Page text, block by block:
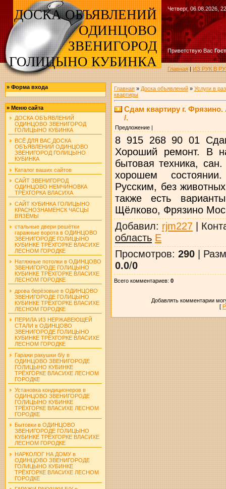
ДОСКА ОБЪЯВЛЕНИЙ
ОДИНЦОВО
ЗВЕНИГОРОД
ГОЛИЦЫНО КУБИНКА
Четверг, 06.08.2026,
Приветствую Вас
Главная|ИЗ РУК В
» Форма входа
» Меню сайта
ДОСКА ОБЪЯВЛЕНИЙ
ОДИНЦОВО ЗВЕНИГОРОД
ГОЛИЦЫНО КУБИНКА
ВСЁ ДЛЯ ВАС ДОСКА
ОБЪЯВЛЕНИЙ ОДИНЦОВО
ЗВЕНИГОРОД ГОЛИЦЫНО
КУБИНКА
Каталог ваших сайтов
САЙТ ЗВЕНИГОРОД
ОДИНЦОВО НЕМЧИНОВКА
ТРЁХГОРКА ВЛАСИХА
САЙТ КУБИНКА ГОЛИЦЫНО
КРАСНОЗНАМЕНСК ЧАСЦЫ
ВЯЗЁМЫ
стальные двери решётки
гаражные ворота в ОДИНЦОВО
ЗВЕНИГОРОДЕ ГОЛИЦЫНО
КУБИНКЕ ТРЁХГОРКЕ ВЛАСИХЕ
ЛЕСНОМ ГОРОДКЕ
Натяжные потолки в ОДИНЦОВО
ЗВЕНИГОРОДЕ ГОЛИЦЫНО
КУБИНКЕ ТРЁХГОРКЕ ВЛАСИХЕ
ЛЕСНОМ ГОРОДКЕ
дрова берёзовые в ОДИНЦОВО
ЗВЕНИГОРОДЕ ГОЛИЦЫНО
КУБИНКЕ ТРЁХГОРКЕ ВЛАСИХЕ
ЛЕСНОМ ГОРОДКЕ
ПЕРИЛА ИЗ НЕРЖАВЕЮЩЕЙ
СТАЛИ в ОДИНЦОВО
ЗВЕНИГОРОДЕ ГОЛИЦЫНО
КУБИНКЕ ТРЁХГОРКЕ ВЛАСИХЕ
ЛЕСНОМ ГОРОДКЕ
Гаражи ракушки б/у в
ОДИНЦОВО ЗВЕНИГОРОДЕ
ГОЛИЦЫНО КУБИНКЕ
ТРЁХГОРКЕ ВЛАСИХЕ ЛЕСНОМ
ГОРОДКЕ
Установка кондиционеров в
ОДИНЦОВО ЗВЕНИГОРОДЕ
ГОЛИЦЫНО КУБИНКЕ
ТРЁХГОРКЕ ВЛАСИХЕ ЛЕСНОМ
ГОРОДКЕ
Бытовки в ОДИНЦОВО
ЗВЕНИГОРОДЕ ГОЛИЦЫНО
КУБИНКЕ ТРЁХГОРКЕ ВЛАСИХЕ
ЛЕСНОМ ГОРОДКЕ
НАРКОЛОГ НА ДОМУ в
ОДИНЦОВО ЗВЕНИГОРОДЕ
ГОЛИЦЫНО КУБИНКЕ
ТРЁХГОРКЕ ВЛАСИХЕ ЛЕСНОМ
ГОРОДКЕ
Главная» Доска объявлений» Услуги в
квартиры
Сдам квартиру г. Фрязино.
/.
Предложение |
8 915 268 90 01
Хороший ремонт. В
бытовая техника,
хорошем
Русским, без
также есть
Щёлково, Фрязино
Добавил: rjm227|
область E
Просмотров: 290|
0.0/0
Всего комментариев: 0
Добавлять комментарии
[